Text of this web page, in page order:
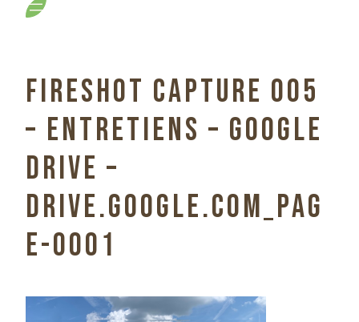
FIRESHOT CAPTURE 005
– ENTRETIENS – GOOGLE
DRIVE –
DRIVE.GOOGLE.COM_PAG
E-0001